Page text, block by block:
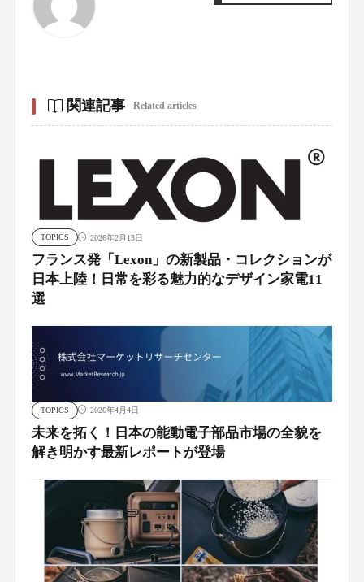
関連記事 Related articles
TOPICS 2026年2月13日
フランス発「Lexon」の新製品・コレクションが
日本上陸！日常を彩る魅力的なデザイン家電11
選
TOPICS 2026年4月4日
未来を拓く！日本の能動電子部品市場の全貌を
解き明かす最新レポートが登場